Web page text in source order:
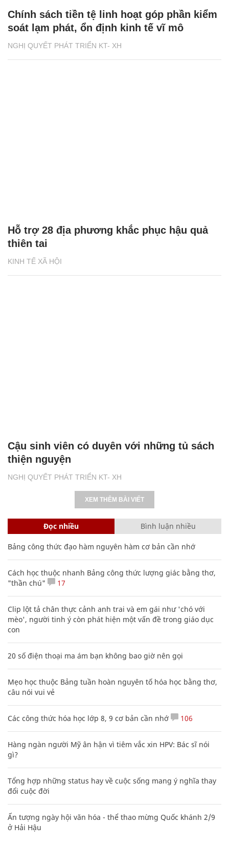
NGHỊ QUYẾT PHÁT TRIỂN KT- XH
Chính sách tiền tệ linh hoạt góp phần kiểm
soát lạm phát, ổn định kinh tế vĩ mô
KINH TẾ XÃ HỘI
Hỗ trợ 28 địa phương khắc phục hậu quả
thiên tai
NGHỊ QUYẾT PHÁT TRIỂN KT- XH
Cậu sinh viên có duyên với những tủ sách
thiện nguyện
XEM THÊM BÀI VIẾT
Đọc nhiều Bình luận nhiều
Bảng công thức đạo hàm nguyên hàm cơ bản cần nhớ
Cách học thuộc nhanh Bảng công thức lượng giác bằng thơ,
"thần chú"
17
Clip lột tả chân thực cảnh anh trai và em gái như 'chó với
mèo', người tinh ý còn phát hiện một vấn đề trong giáo dục
con
20 số điện thoại ma ám bạn không bao giờ nên gọi
Mẹo học thuộc Bảng tuần hoàn nguyên tố hóa học bằng thơ,
câu nói vui vẻ
Các công thức hóa học lớp 8, 9 cơ bản cần nhớ 106
Hàng ngàn người Mỹ ân hận vì tiêm vắc xin HPV: Bác sĩ nói
gì?
Tổng hợp những status hay về cuộc sống mang ý nghĩa thay
đổi cuộc đời
Ấn tượng ngày hội văn hóa - thể thao mừng Quốc khánh 2/9
ở Hải Hậu